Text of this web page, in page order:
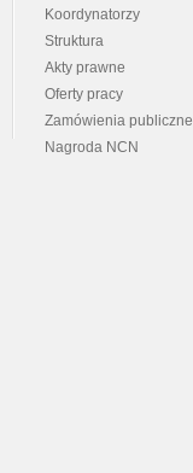
Koordynatorzy
Struktura
Akty prawne
Oferty pracy
Zamówienia publiczne
Nagroda NCN